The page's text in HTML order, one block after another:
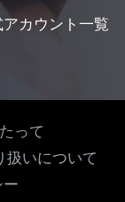
アカウント一覧
って
扱いについて
ー